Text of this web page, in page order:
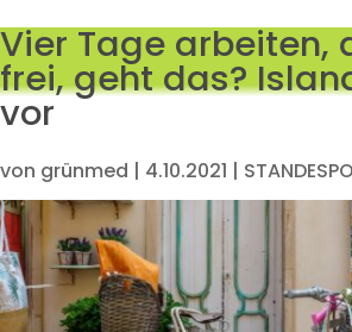
Vier Tage arbeiten,
frei, geht das?
vor
von grünmed | 4.10.2021 |